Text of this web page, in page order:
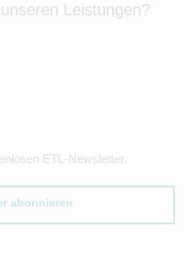
Leistungen?
ETL-Newsletter.
abonnieren